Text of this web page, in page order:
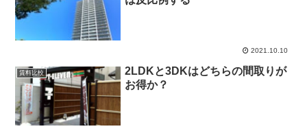
2021.10.10
賃料比較
2LDKと3DKはどちらの間取りが
お得か？